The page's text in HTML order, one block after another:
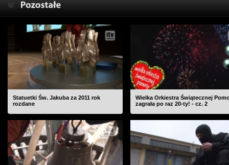
Statuetki Św. Jakuba za 2011 rok
rozdane
Wielka Orkiestra Świątecznej
zagrała po raz 20-ty! - cz. 2